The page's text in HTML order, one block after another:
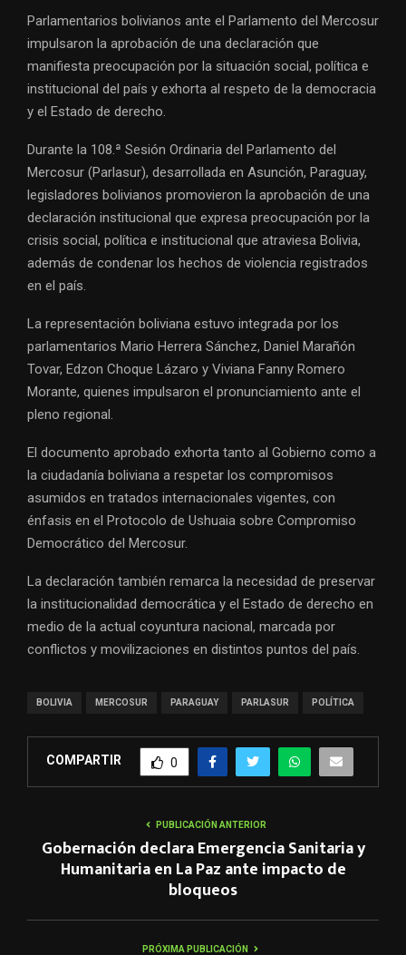
Parlamentarios bolivianos ante el Parlamento del Mercosur
impulsaron la aprobación de una declaración que
manifiesta preocupación por la situación social, política e
institucional del país y exhorta al respeto de la democracia
y el Estado de derecho.
Durante la 108.ª Sesión Ordinaria del Parlamento del
Mercosur (Parlasur), desarrollada en Asunción, Paraguay,
legisladores bolivianos promovieron la aprobación de una
declaración institucional que expresa preocupación por la
crisis social, política e institucional que atraviesa Bolivia,
además de condenar los hechos de violencia registrados
en el país.
La representación boliviana estuvo integrada por los
parlamentarios Mario Herrera Sánchez, Daniel Marañón
Tovar, Edzon Choque Lázaro y Viviana Fanny Romero
Morante, quienes impulsaron el pronunciamiento ante el
pleno regional.
El documento aprobado exhorta tanto al Gobierno como a
la ciudadanía boliviana a respetar los compromisos
asumidos en tratados internacionales vigentes, con
énfasis en el Protocolo de Ushuaia sobre Compromiso
Democrático del Mercosur.
La declaración también remarca la necesidad de preservar
la institucionalidad democrática y el Estado de derecho en
medio de la actual coyuntura nacional, marcada por
conflictos y movilizaciones en distintos puntos del país.
BOLIVIA MERCOSUR PARAGUAY PARLASUR POLÍTICA
COMPARTIR 0
PUBLICACIÓN ANTERIOR
Gobernación declara Emergencia Sanitaria y
Humanitaria en La Paz ante impacto de
bloqueos
PRÓXIMA PUBLICACIÓN